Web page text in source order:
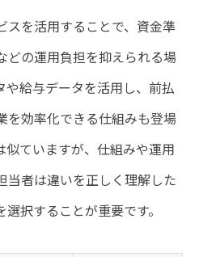
スを活用することで、資金準
どの運用負担を抑えられる場
や給与データを活用し、前払
を効率化できる仕組みも登場
似ていますが、仕組みや運用
当者は違いを正しく理解した
択することが重要です。